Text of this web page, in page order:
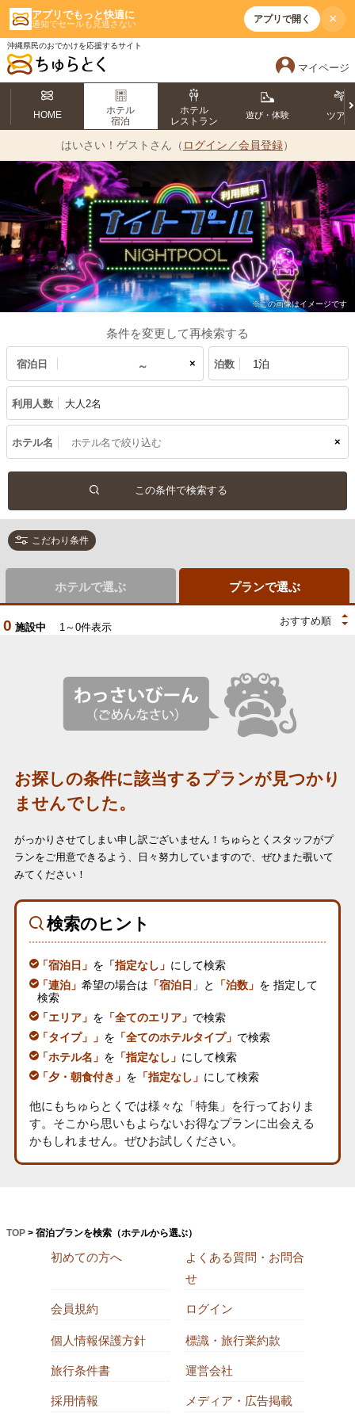
アプリでもっと快適に
通知でセールも見逃さない アプリで開く ×
沖縄県民のおでかけを応援するサイト
マイページ
HOME
ホテル
宿泊
ホテル
レストラン
遊び・体験 ツアー
はいさい！ ゲストさん（ ログイン／会員登録）
※この画像はイメージです
条件を変更して再検索する
宿泊日 × 泊数
利用人数 大人2名
ホテル名 ×
こだわり条件
ホテルで選ぶ プランで選ぶ
0 施設中 1～0件表示
お探しの条件に該当するプランが見つかり
ませんでした。
がっかりさせてしまい申し訳ございません！ ちゅらとくスタッフがプ
ランをご用意できるよう、日々努力していますので、ぜひまた覗いて
みてください！
検索のヒント
「宿泊日」 を 「指定なし」 にして検索
「連泊」 希望の場合は 「宿泊日 」と 「泊数」 を 指定して
検索
「エリア」 を 「全てのエリア」 で検索
「タイプ」」 を 「全てのホテルタイプ」 で検索
「ホテル名」 を 「指定なし」 にして検索
「夕・朝食付き」 を 「指定なし」 にして検索
他にもちゅらとくでは様々な 「特集」
を行っておりま
す。そこから思いもよらないお得なプランに出会える
かもしれません。ぜひお試しください。
TOP > 宿泊プランを検索（ホテルから選ぶ）
初めての方へ
よくある質問・お問合
せ
会員規約 ログイン
個人情報保護方針 標識・旅行業約款
旅行条件書 運営会社
採用情報 メディア・広告掲載